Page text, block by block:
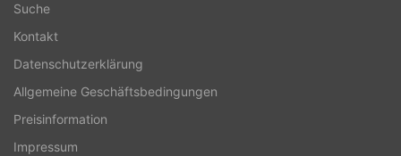
Suche
Kontakt
Datenschutzerklärung
Allgemeine Geschäftsbedingungen
Preisinformation
Impressum